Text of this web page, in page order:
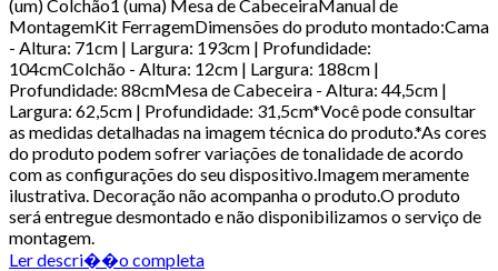
(um) Colchão1 (uma) Mesa de CabeceiraManual de
MontagemKit FerragemDimensões do produto montado:Cama
- Altura: 71cm | Largura: 193cm | Profundidade:
104cmColchão - Altura: 12cm | Largura: 188cm |
Profundidade: 88cmMesa de Cabeceira - Altura: 44,5cm |
Largura: 62,5cm | Profundidade: 31,5cm*Você pode consultar
as medidas detalhadas na imagem técnica do produto.*As cores
do produto podem sofrer variações de tonalidade de acordo
com as configurações do seu dispositivo.Imagem meramente
ilustrativa. Decoração não acompanha o produto.O produto
será entregue desmontado e não disponibilizamos o serviço de
montagem.
Ler descri��o completa